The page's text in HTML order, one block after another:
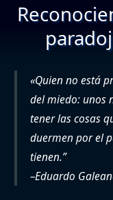
«Quien no está
del miedo: unos
tener las cosas
duermen por el
tienen.”
–Eduardo